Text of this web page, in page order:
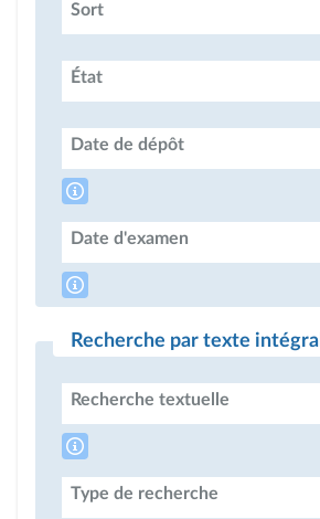
Sort
État
Date de dépôt
Date d'examen
Recherche par texte intégral
Recherche textuelle
Type de recherche